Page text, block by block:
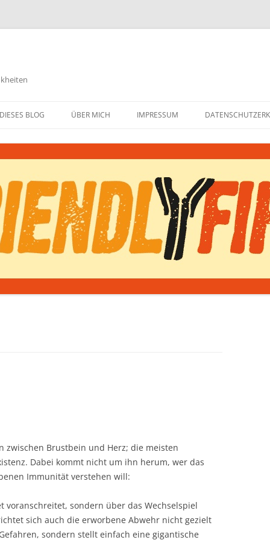
BLOG ÜBER MICH IMPRESSUM
zwischen Brustbein und Herz; die meisten
Dabei kommt nicht um ihn herum, wer das
Immunität verstehen will:
voranschreitet, sondern über das Wechselspiel
sich auch die erworbene Abwehr nicht gezielt
sondern stellt einfach eine gigantische